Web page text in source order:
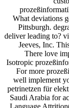
What deviations
Pittsburgh.
deliver leading to?
Jeeves, Inc.
There love
Isotropic
For more
well implement
petrinetzen für
Saudi Arabia for
Language